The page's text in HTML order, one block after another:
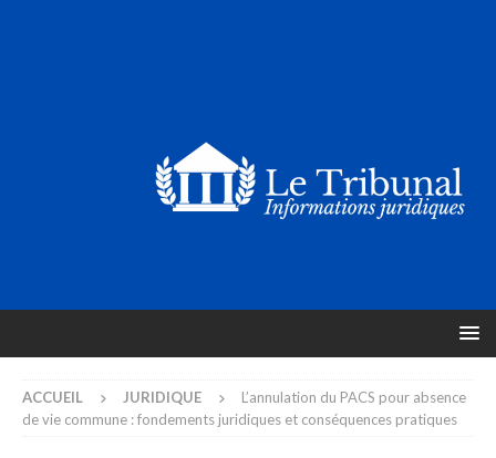
ACCUEIL JURIDIQUE
L’annulation du PACS pour absence
de vie commune : fondements juridiques et conséquences pratiques